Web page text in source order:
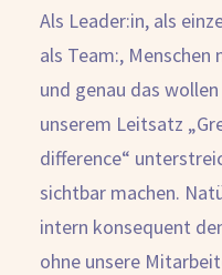
Als Leader:in, als
als Team:, Menschen
und genau das
unserem Leitsatz
difference“
sichtbar machen.
intern konsequent
ohne unsere